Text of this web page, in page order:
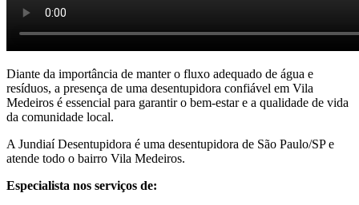
Diante da importância de manter o fluxo adequado de água e
resíduos, a presença de uma desentupidora confiável em Vila
Medeiros é essencial para garantir o bem-estar e a qualidade de vida
da comunidade local.
A Jundiaí Desentupidora é uma desentupidora de São Paulo/SP e
atende todo o bairro Vila Medeiros.
Especialista nos serviços de: